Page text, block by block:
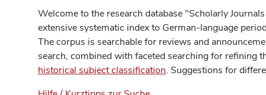
Welcome to the research database "Scholarly
extensive systematic index to German-language
The corpus is searchable for reviews and
search, combined with faceted searching for refining
historical subject classification. Suggestions for